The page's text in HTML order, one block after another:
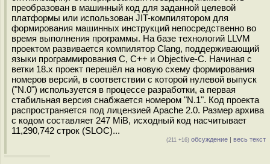
преобразован в машинный код для заданной целевой
платформы или использован JIT-компилятором для
формирования машинных инструкций непосредственно во
время выполнения программы. На базе технологий LLVM
проектом развивается компилятор Clang, поддерживающий
языки программирования C, C++ и Objective-C. Начиная с
ветки 18.x проект перешёл на новую схему формирования
номеров версий, в соответствии с которой нулевой выпуск
("N.0") используется в процессе разработки, а первая
стабильная версия снабжается номером "N.1". Код проекта
распространяется под лицензией Apache 2.0. Размер архива
с кодом составляет 247 MiB, исходный код насчитывает
11,290,742 строк (SLOC)...
(211 +16) обсуждение | весь текст